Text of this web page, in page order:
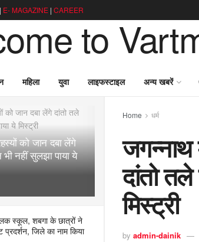
को जान दबा लेंगे
भी नहीं सुलझा पाया ये
स्कूल, शबगा के छात्रों ने
प्रदर्शन, जिले का नाम किया
| E- MAGAZINE | CAREER
महिला युवा लाइफस्टाइल अन्य खबरें
Home धर्म
जगन्नाथ
दांतो तले
मिस्ट्री
by admin-dainik